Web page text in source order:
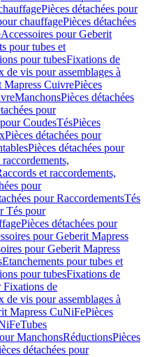
Pièces détachées pour
chauffagePièces détachées
Accessoires pour Geberit
pour tubes et
pour tubesFixations de
de vis pour assemblages à
Mapress CuivrePièces
ManchonsPièces détachées
pour
CoudesTésPièces
Pièces détachées pour
Pièces détachées pour
et raccordements,
pour
pour RaccordementsTés
Tés pour
Pièces détachées pour
pour Geberit Mapress
pour Geberit Mapress
Etanchements pour tubes et
pour tubesFixations de
Fixations de
de vis pour assemblages à
Mapress CuNiFePièces
Tubes
ManchonsRéductionsPièces
détachées pour